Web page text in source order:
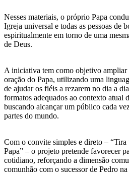
Nesses materiais, o próprio Papa
Igreja universal e todas as pessoas de
espiritualmente em torno de uma
de Deus.
A iniciativa tem como objetivo ampliar
oração do Papa, utilizando uma
de ajudar os fiéis a rezarem no dia a
formatos adequados ao contexto atual
buscando alcançar um público cada
partes do mundo.
Com o convite simples e direto –
Papa” – o projeto pretende favorecer
cotidiano, reforçando a dimensão
comunhão com o sucessor de Pedro